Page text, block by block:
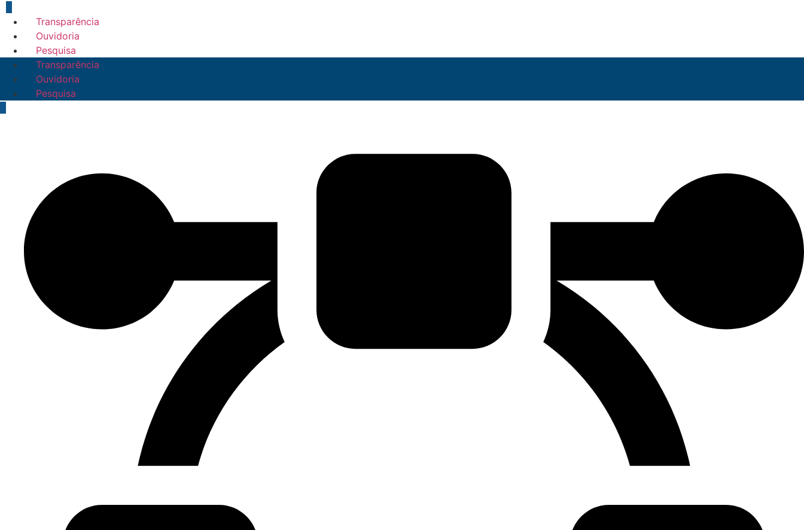
Transparência
Ouvidoria
Pesquisa
Transparência
Ouvidoria
Pesquisa